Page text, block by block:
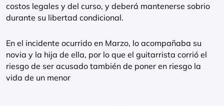
costos legales y del curso, y deberá mantenerse sobrio
durante su libertad condicional.
En el incidente ocurrido en Marzo, lo acompañaba su
novia y la hija de ella, por lo que el guitarrista corrió el
riesgo de ser acusado también de poner en riesgo la
vida de un menor